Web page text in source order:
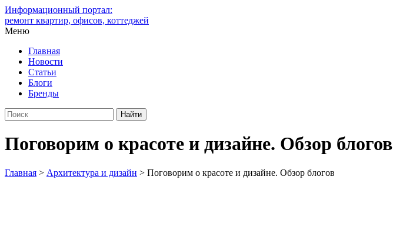
Информационный портал:
ремонт квартир, офисов, коттеджей
Меню
Главная
Новости
Статьи
Блоги
Бренды
Поговорим о красоте и дизайне. Обзор блогов
Главная > Архитектура и дизайн > Поговорим о красоте и дизайне. Обзор блогов